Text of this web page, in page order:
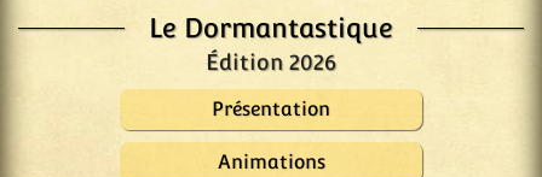
Le Dormantastique
Édition 2026
Présentation
Animations